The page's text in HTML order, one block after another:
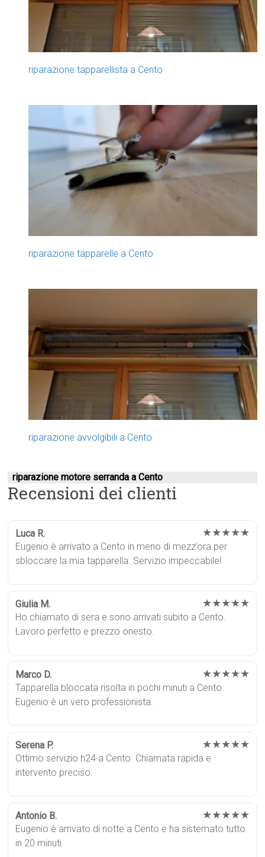
riparazione tapparellista a Cento
riparazione tapparelle a Cento
riparazione avvolgibili a Cento
riparazione motore serranda a Cento
Recensioni dei clienti
Luca R. ★★★★★
Eugenio è arrivato a Cento in meno di mezz’ora per
sbloccare la mia tapparella. Servizio impeccabile!
Giulia M. ★★★★★
Ho chiamato di sera e sono arrivati subito a Cento.
Lavoro perfetto e prezzo onesto.
Marco D. ★★★★★
Tapparella bloccata risolta in pochi minuti a Cento.
Eugenio è un vero professionista.
Serena P. ★★★★★
Ottimo servizio h24 a Cento. Chiamata rapida e
intervento preciso.
Antonio B. ★★★★★
Eugenio è arrivato di notte a Cento e ha sistemato tutto
in 20 minuti.